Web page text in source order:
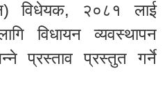
विधेयक, २०८१ लाई
विधायन व्यवस्थापन
प्रस्ताव प्रस्तुत गर्ने